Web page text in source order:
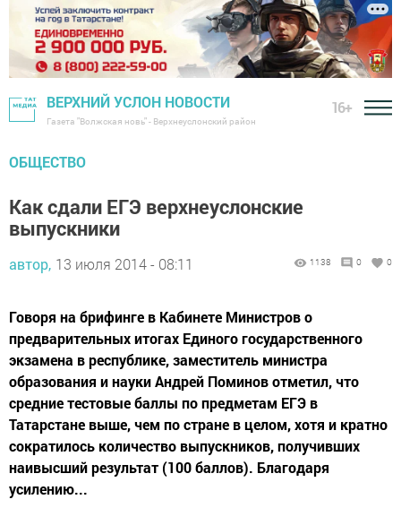
ВЕРХНИЙ УСЛОН НОВОСТИ
Газета "Волжская новь" - Верхнеуслонский район
16+
ОБЩЕСТВО
Как сдали ЕГЭ верхнеуслонские
выпускники
автор, 13 июля 2014 - 08:11 1138 0 0
Говоря на брифинге в Кабинете Министров о
предварительных итогах Единого государственного
экзамена в республике, заместитель министра
образования и науки Андрей Поминов отметил, что
средние тестовые баллы по предметам ЕГЭ в
Татарстане выше, чем по стране в целом, хотя и кратно
сократилось количество выпускников, получивших
наивысший результат (100 баллов). Благодаря
усилению...